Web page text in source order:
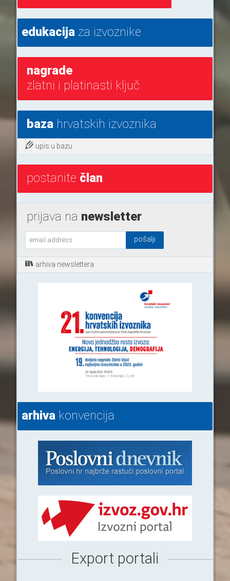
edukacijaza izvoznike
nagrade
zlatni i platinasti ključ
bazahrvatskih izvoznika
upis u bazu
postanite član
prijava na newsletter
arhiva newslettera
arhivakonvencija
Export portali